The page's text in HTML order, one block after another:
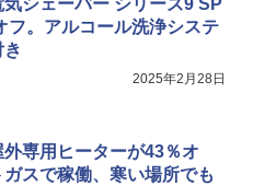
フ。アルコール洗浄システ
2025年2月28日
専用ヒーターが43％オ
スで稼働、寒い場所でも